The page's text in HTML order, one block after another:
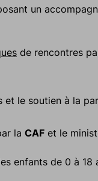
un
de rencontres
et le soutien à la
la CAF et le
enfants de 0 à 18